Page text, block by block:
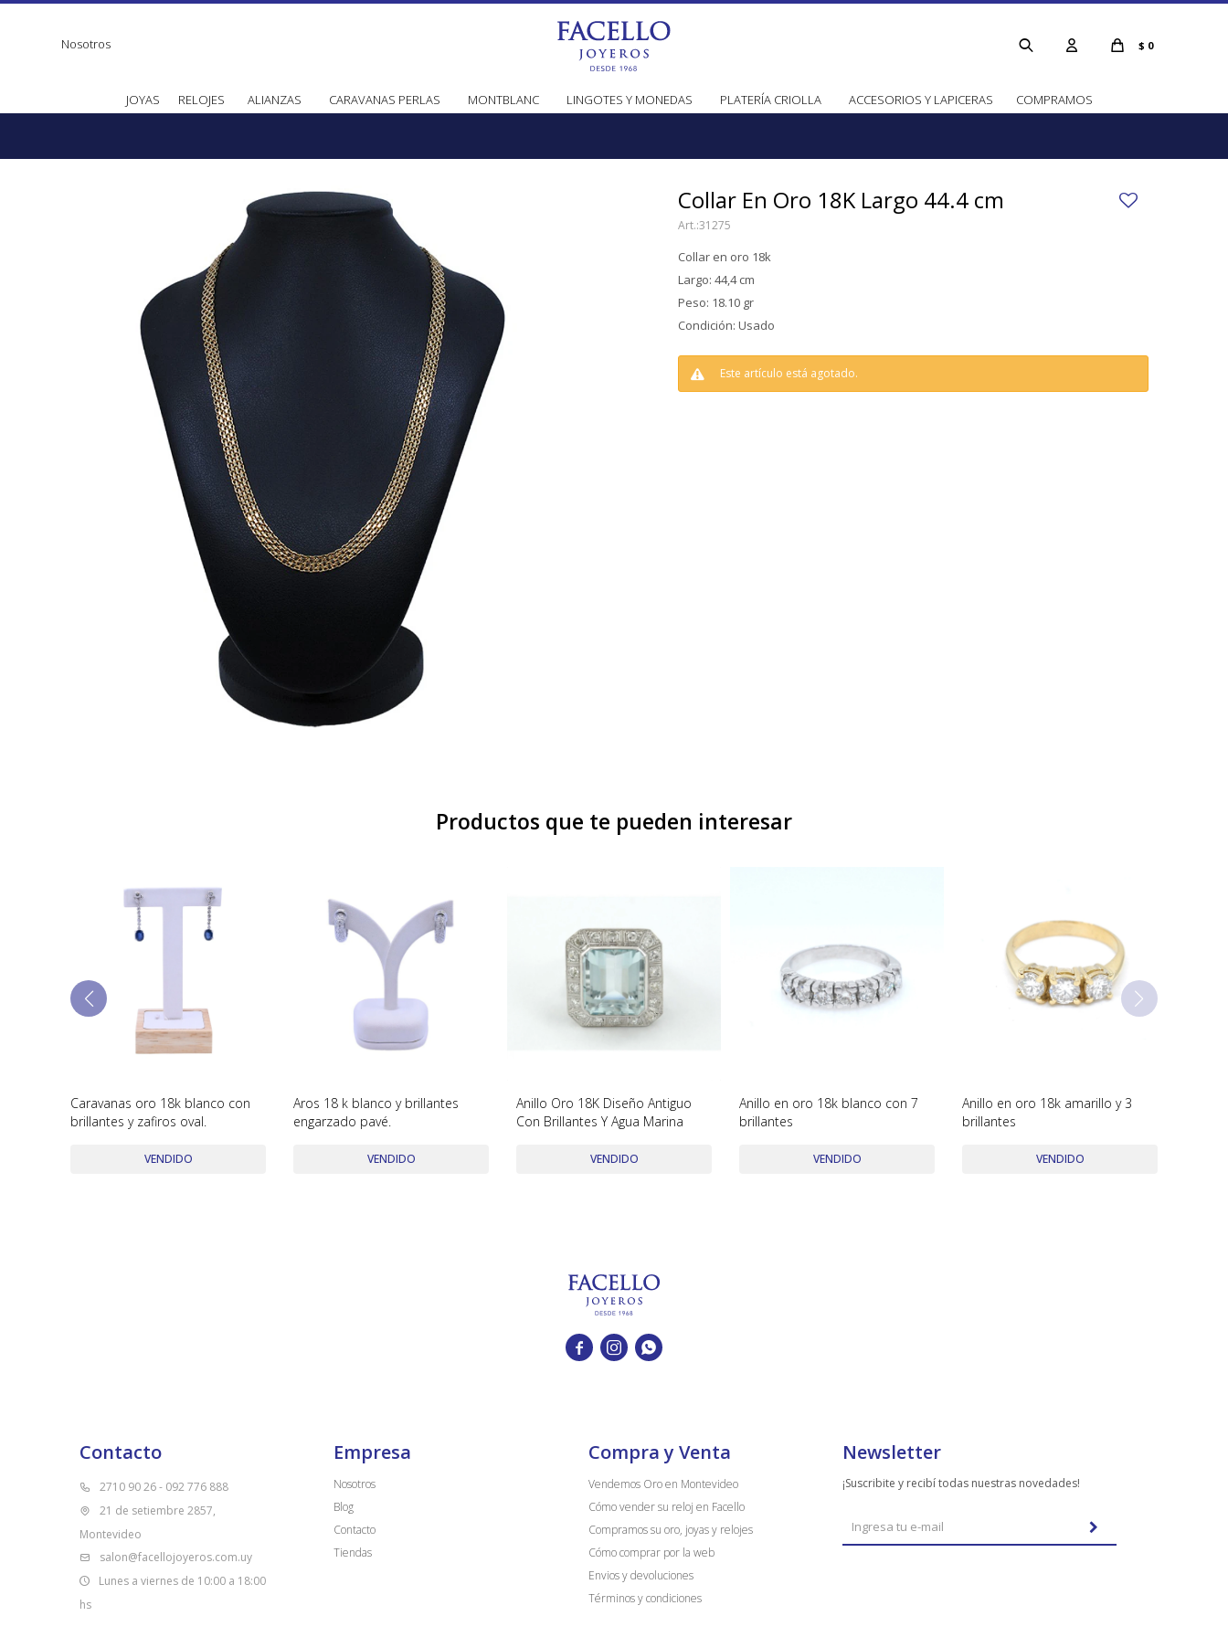
JOYAS RELOJES ALIANZAS CARAVANAS PERLAS MONTBLANC LINGOTES Y MONEDAS PLATERÍA CRIOLLA ACCESORIOS Y LAPICERAS COMPRAMOS
$ 0
Nosotros
Collar En Oro 18K Largo 44.4 cm
31275
Collar en oro 18k
Largo: 44,4 cm
Peso: 18.10 gr
Condición: Usado
Este artículo está agotado.
Productos que te pueden interesar
Caravanas oro 18k blanco con
brillantes y zafiros oval.
VENDIDO
Aros 18 k blanco y brillantes
engarzado pavé.
VENDIDO
Anillo Oro 18K Diseño Antiguo
Con Brillantes Y Agua Marina
VENDIDO
Anillo en oro 18k blanco con 7
brillantes
VENDIDO
Anillo en oro 18k amarillo y 3
brillantes
VENDIDO
  
Contacto
2710 90 26 - 092 776 888
21 de setiembre 2857,
Montevideo
salon@facellojoyeros.com.uy
Lunes a viernes de 10:00 a 18:00
hs
Empresa
Nosotros
Blog
Contacto
Tiendas
Compra y Venta
Vendemos Oro en Montevideo
Cómo vender su reloj en Facello
Compramos su oro, joyas y relojes
Cómo comprar por la web
Envios y devoluciones
Términos y condiciones
Newsletter
¡Suscribite y recibí todas nuestras novedades!